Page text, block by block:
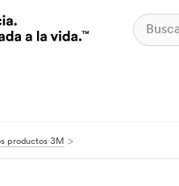
productos 3M